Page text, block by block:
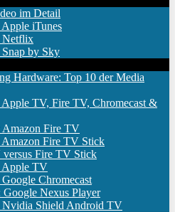
im Detail
iTunes
Netflix
by Sky
Hardware: Top 10 der Media
Apple TV, Fire TV, Chromecast &
Amazon Fire TV
Amazon Fire TV Stick
Fire TV Stick
Apple TV
Chromecast
Nexus Player
Nvidia Shield Android TV